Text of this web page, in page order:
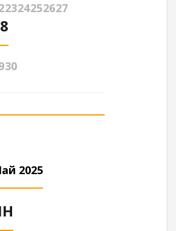
2324252627
30
2025